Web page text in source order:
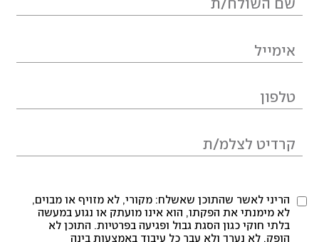
הריני לאשר שהתוכן שאשלח: מקורי, לא מזויף או מבוים,
לא מימנתי את הפקתו, הוא אינו מועתק או נגוע במעשה
בלתי חוקי כגון הסגת גבול ופגיעה בפרטיות. התוכן לא
הופק, לא נערך ולא עבר כל עיבוד באמצעות בינה